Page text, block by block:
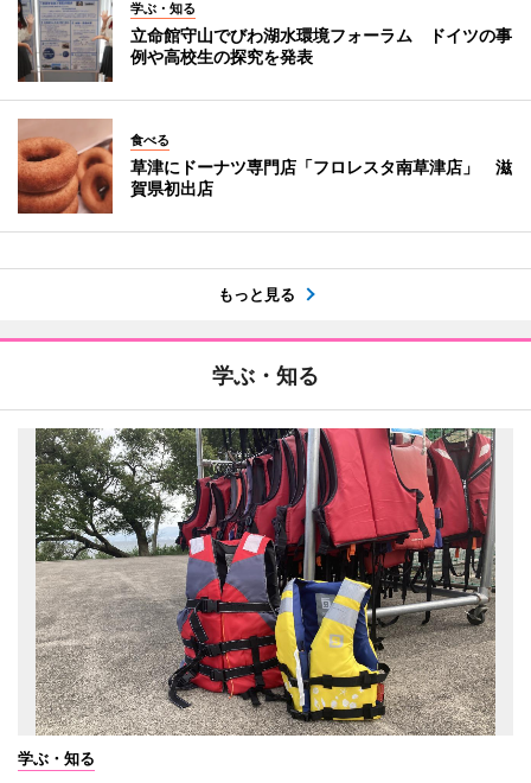
学ぶ・知る
立命館守山でびわ湖水環境フォーラム ドイツの事
例や高校生の探究を発表
食べる
草津にドーナツ専門店「フロレスタ南草津店」 滋
賀県初出店
もっと見る
学ぶ・知る
学ぶ・知る